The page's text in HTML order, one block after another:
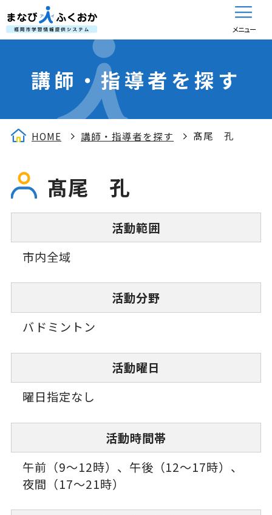
メニュー
講師・指導者を探す
HOME 講師・指導者を探す 髙尾 孔
髙尾 孔
活動範囲
市内全域
活動分野
バドミントン
活動曜日
曜日指定なし
活動時間帯
午前（9～12時）、午後（12～17時）、
夜間（17～21時）